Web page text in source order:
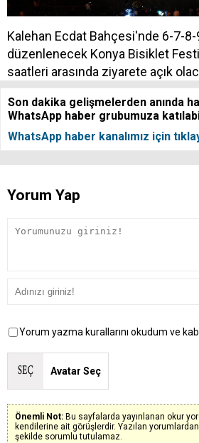
Kalehan Ecdat Bahçesi'nde 6-7-
düzenlenecek Konya Bisiklet
saatleri arasında ziyarete açık
Son dakika gelişmelerden anında
WhatsApp haber grubumuza
WhatsApp haber kanalımız için
Yorum Yap
Yorum yazma kurallarını okudum ve
Avatar Seç
Önemli Not: Bu sayfalarda yayınlanan okur
kendilerine ait görüşlerdir. Yazılan
şekilde sorumlu tutulamaz.